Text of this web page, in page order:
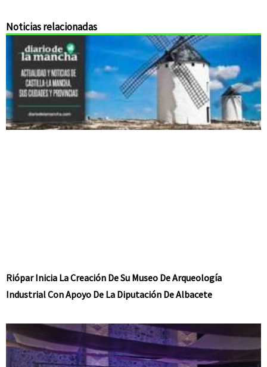
Noticias relacionadas
Riópar Inicia La Creación De Su Museo De Arqueología
Industrial Con Apoyo De La Diputación De Albacete